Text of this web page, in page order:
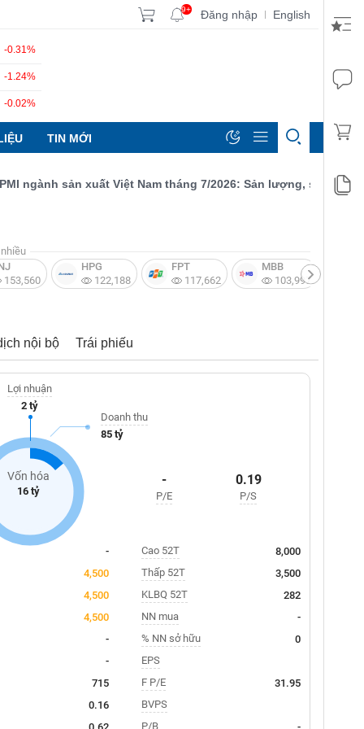
9+ Đăng nhập | English
-0.31%
-1.24%
-0.02%
TIN MỚI
sản xuất Việt Nam tháng 7/2026: Sản lượng, số lượng
153,560
HPG
122,188
FPT
117,662
MBB
103,997
nội bộ Trái phiếu
Vốn hóa
16 tỷ
Lợi nhuận
2 tỷ
Doanh thu
85 tỷ
-
P/E
0.19
P/S
-
4,500
4,500
4,500
-
-
715
0.16
0.62
Cao 52T
8,000
Thấp 52T
3,500
KLBQ 52T
282
NN mua
-
% NN sở hữu
0
EPS
F P/E
31.95
BVPS
P/B
-